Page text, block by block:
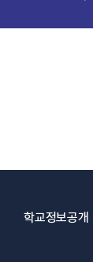
열림)
학교정보공개